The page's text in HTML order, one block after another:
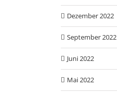
Dezember 2022
September 2022
Juni 2022
Mai 2022